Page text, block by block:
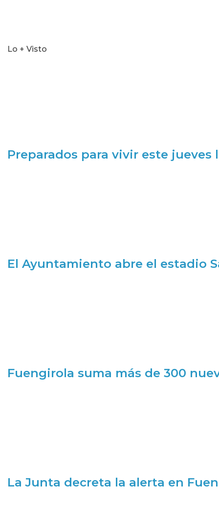
Lo + Visto
Preparados para vivir este jueves
El Ayuntamiento abre el estadio
Fuengirola suma más de 300
La Junta decreta la alerta en